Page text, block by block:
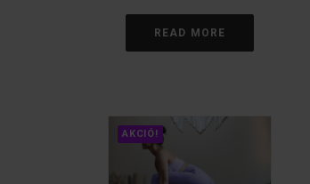
READ MORE
AKCIÓ!